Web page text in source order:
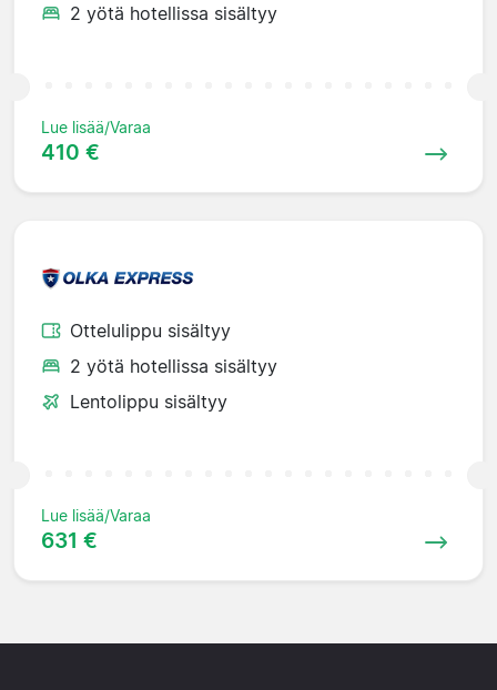
2 yötä hotellissa sisältyy
Lue lisää/Varaa
410 €
Ottelulippu sisältyy
2 yötä hotellissa sisältyy
Lentolippu sisältyy
Lue lisää/Varaa
631 €